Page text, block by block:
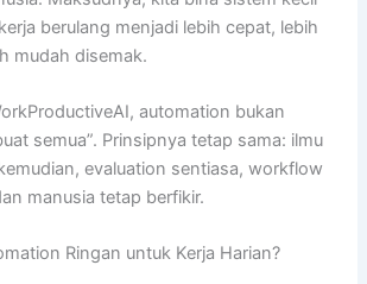
berulang menjadi lebih cepat, lebih
mudah disemak.
automation bukan
semua”. Prinsipnya tetap sama: ilmu
evaluation sentiasa, workflow
manusia tetap berfikir.
Ringan untuk Kerja Harian?